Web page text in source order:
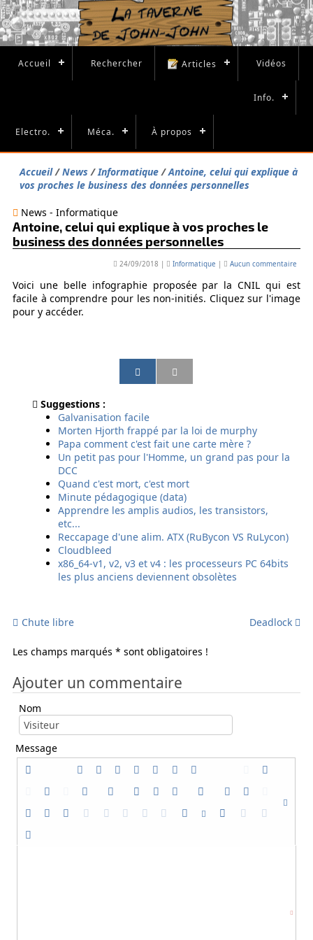
Accueil Rechercher Articles Vidéos
Info.
Electro. Méca. À propos
Accueil News Informatique
Antoine, celui qui explique à
vos proches le business des données personnelles
News - Informatique
Antoine, celui qui explique à vos proches le
business des données personnelles
24/09/2018 | Informatique | Aucun commentaire
Voici une belle infographie proposée par la CNIL qui est
facile à comprendre pour les non-initiés. Cliquez sur l'image
pour y accéder.
a
t
a
g
e
r
a
r
e
m
a
l
a
t
a
g
e
r
a
r
E
m
a
l
a
a
g
e
r
a
r
s
s
a
a
g
e
r
a
r
S
S
Suggestions :
Galvanisation facile
Morten Hjorth frappé par la loi de murphy
Papa comment c'est fait une carte mère ?
Un petit pas pour l'Homme, un grand pas pour la
DCC
Quand c'est mort, c'est mort
Minute pédagogique (data)
Apprendre les amplis audios, les transistors,
etc...
Reccapage d'une alim. ATX (RuBycon VS RuLycon)
Cloudbleed
x86_64-v1, v2, v3 et v4 : les processeurs PC 64bits
les plus anciens deviennent obsolètes
Chute libre Deadlock
Les champs marqués * sont obligatoires !
Ajouter un commentaire
Nom
Message